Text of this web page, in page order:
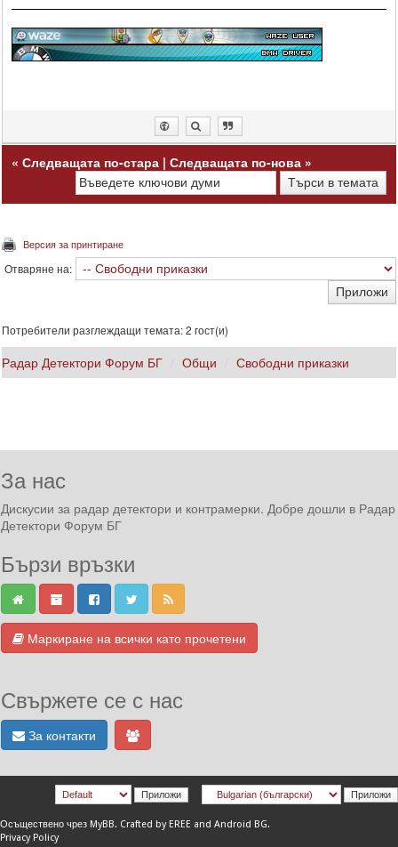
«Следващата по-стара |Следващата по-нова »
Версия за принтиране
Отваряне на:
Потребители разглеждащи темата: 2 гост(и)
Радар Детектори Форум БГ Общи Свободни приказки
За нас
Дискусии за радар детектори и контрамерки. Добре дошли в Радар
Детектори Форум БГ
Бързи връзки
Маркиране на всички като прочетени
Свържете се с нас
За контакти
Осъществено чрез MyBB. Crafted by EREE and Android BG.
Privacy Policy